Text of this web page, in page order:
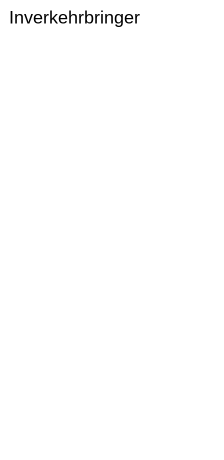
Inverkehrbringer